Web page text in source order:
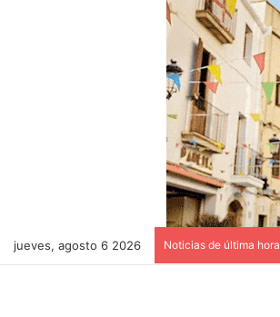
jueves, agosto 6 2026 Noticias de última hora